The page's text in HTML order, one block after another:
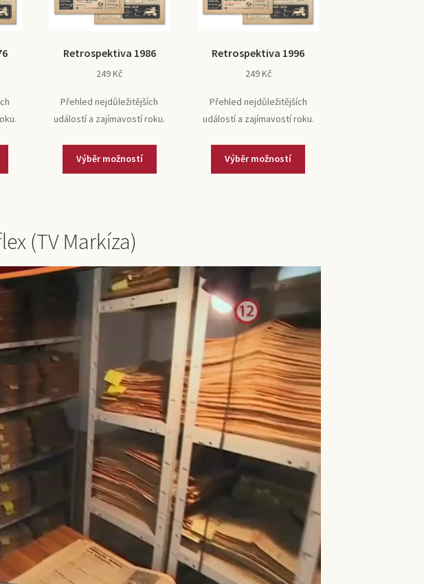
Retrospektiva 1986
249Kč
Přehled nejdůležitějších
událostí a zajímavostí roku.
Výběr možností
Retrospektiva 1996
249Kč
Přehled nejdůležitějších
událostí a zajímavostí roku.
Výběr možností
(TV Markíza)